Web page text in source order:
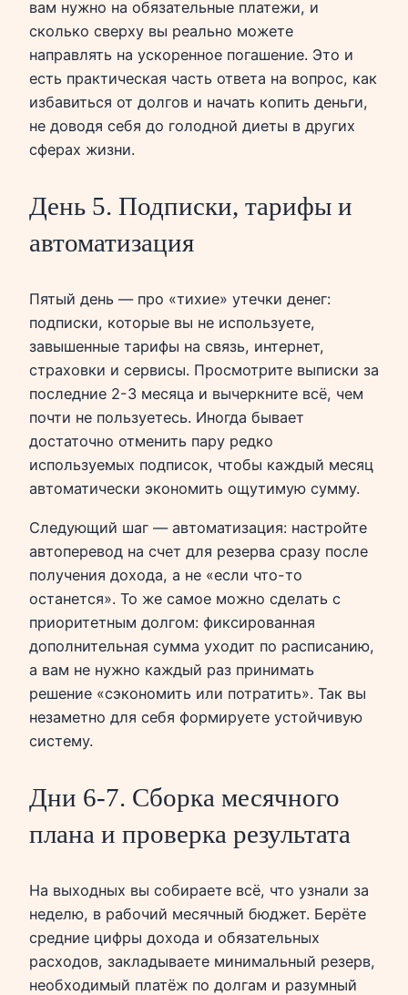
вам нужно на обязательные платежи, и
сколько сверху вы реально можете
направлять на ускоренное погашение. Это и
есть практическая часть ответа на вопрос, как
избавиться от долгов и начать копить деньги,
не доводя себя до голодной диеты в других
сферах жизни.
День 5. Подписки, тарифы и
автоматизация
Пятый день — про «тихие» утечки денег:
подписки, которые вы не используете,
завышенные тарифы на связь, интернет,
страховки и сервисы. Просмотрите выписки за
последние 2-3 месяца и вычеркните всё, чем
почти не пользуетесь. Иногда бывает
достаточно отменить пару редко
используемых подписок, чтобы каждый месяц
автоматически экономить ощутимую сумму.
Следующий шаг — автоматизация: настройте
автоперевод на счет для резерва сразу после
получения дохода, а не «если что-то
останется». То же самое можно сделать с
приоритетным долгом: фиксированная
дополнительная сумма уходит по расписанию,
а вам не нужно каждый раз принимать
решение «сэкономить или потратить». Так вы
незаметно для себя формируете устойчивую
систему.
Дни 6-7. Сборка месячного
плана и проверка результата
На выходных вы собираете всё, что узнали за
неделю, в рабочий месячный бюджет. Берёте
средние цифры дохода и обязательных
расходов, закладываете минимальный резерв,
необходимый платёж по долгам и разумный